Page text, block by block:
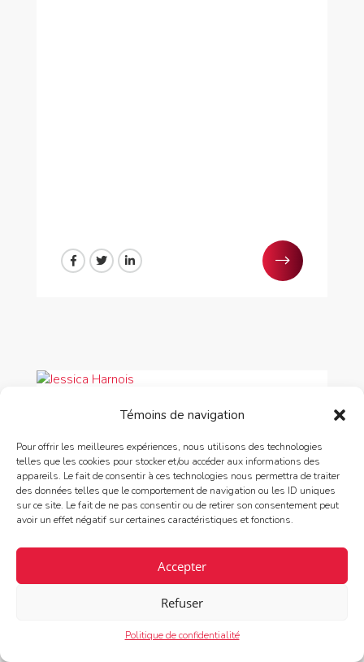
Témoins de navigation
Pour offrir les meilleures expériences, nous utilisons des technologies
telles que les cookies pour stocker et/ou accéder aux informations des
appareils. Le fait de consentir à ces technologies nous permettra de traiter
des données telles que le comportement de navigation ou les ID uniques
sur ce site. Le fait de ne pas consentir ou de retirer son consentement peut
avoir un effet négatif sur certaines caractéristiques et fonctions.
Accepter
Refuser
Politique de confidentialité
DÉCOUVERTES
Une très belle découverte!
26 octobre 2018
Les « moonshiners » devaient aller dans
Albane Cannaferina